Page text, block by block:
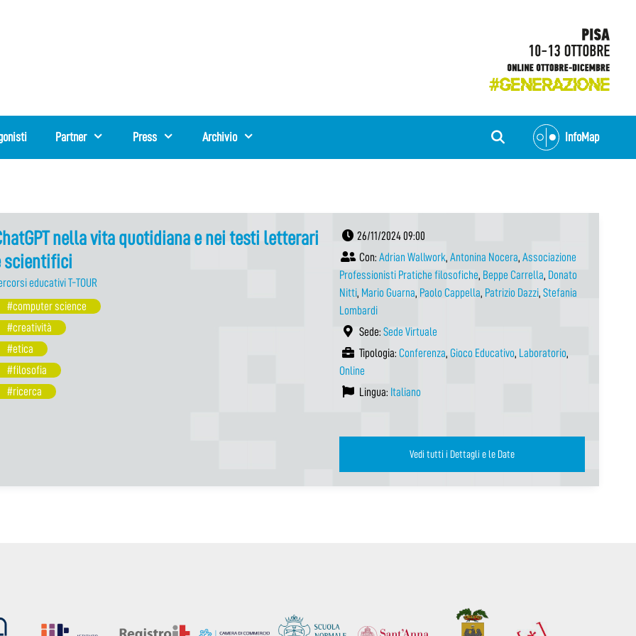
Partner Press Archivio InfoMap
nella vita quotidiana e nei testi letterari
scientifici
educativi T-TOUR
#computer science
#creatività
#etica
#filosofia
#ricerca
26/11/2024 09:00
Con: Adrian Wallwork, Antonina Nocera, Associazione
Professionisti Pratiche filosofiche, Beppe Carrella, Donato
Nitti, Mario Guarna, Paolo Cappella, Patrizio Dazzi, Stefania
Lombardi
Sede: Sede Virtuale
Tipologia: Conferenza, Gioco Educativo, Laboratorio,
Online
Lingua: Italiano
Vedi tutti i Dettagli e le Date